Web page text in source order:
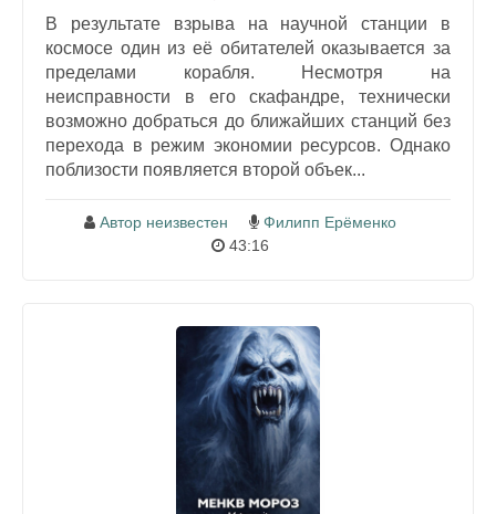
В результате взрыва на научной станции в
космосе один из её обитателей оказывается за
пределами корабля. Несмотря на
неисправности в его скафандре, технически
возможно добраться до ближайших станций без
перехода в режим экономии ресурсов. Однако
поблизости появляется второй объек...
Автор неизвестен
Филипп Ерёменко
43:16